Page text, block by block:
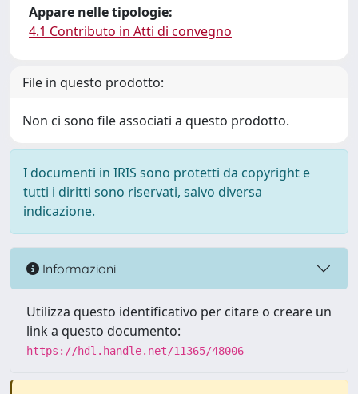
Appare nelle tipologie:
4.1 Contributo in Atti di convegno
File in questo prodotto:
Non ci sono file associati a questo prodotto.
I documenti in IRIS sono protetti da copyright e
tutti i diritti sono riservati, salvo diversa
indicazione.
Informazioni
Utilizza questo identificativo per citare o creare un
link a questo documento:
https://hdl.handle.net/11365/48006